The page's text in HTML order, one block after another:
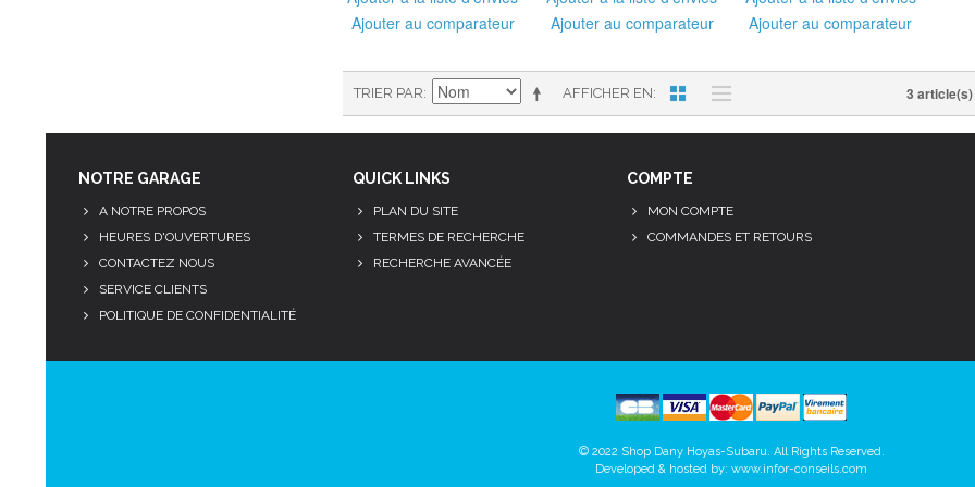
Ajouter au comparateur
Ajouter au comparateur
Ajouter au comparateur
AFFICHER EN
TRIER PAR 3 article(s)
NOTRE GARAGE
A NOTRE PROPOS
HEURES D'OUVERTURES
CONTACTEZ NOUS
SERVICE CLIENTS
POLITIQUE DE CONFIDENTIALITÉ
QUICK LINKS
PLAN DU SITE
TERMES DE RECHERCHE
RECHERCHE AVANCÉE
COMPTE
MON COMPTE
COMMANDES ET RETOURS
© 2022 Shop Dany Hoyas-Subaru. All Rights Reserved.
Developed & hosted by: www.infor-conseils.com